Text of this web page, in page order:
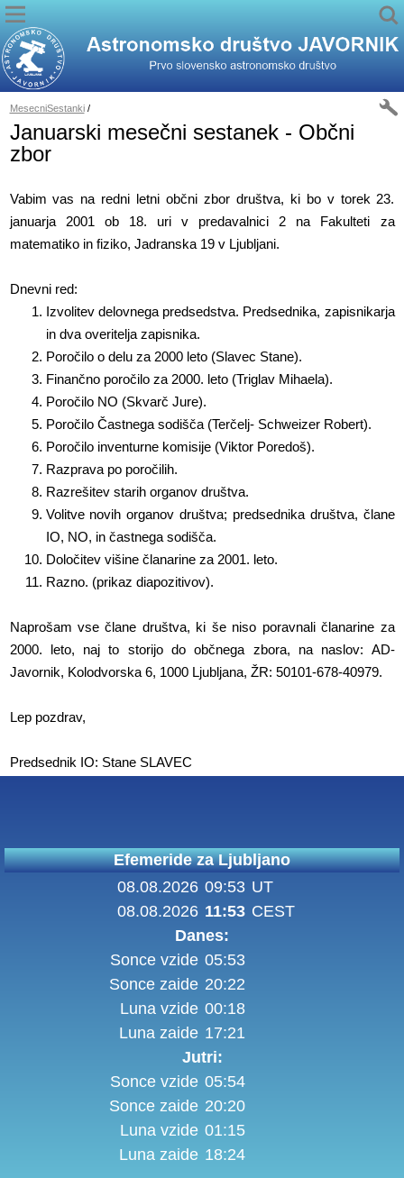
MesecniSestanki/
Januarski mesečni sestanek - Občni
zbor
Vabim vas na redni letni občni zbor društva, ki bo v torek 23.
januarja 2001 ob 18. uri v predavalnici 2 na Fakulteti za
matematiko in fiziko, Jadranska 19 v Ljubljani.
Dnevni red:
Izvolitev delovnega predsedstva. Predsednika, zapisnikarja
in dva overitelja zapisnika.
Poročilo o delu za 2000 leto (Slavec Stane).
Finančno poročilo za 2000. leto (Triglav Mihaela).
Poročilo NO (Skvarč Jure).
Poročilo Častnega sodišča (Terčelj- Schweizer Robert).
Poročilo inventurne komisije (Viktor Poredoš).
Razprava po poročilih.
Razrešitev starih organov društva.
Volitve novih organov društva; predsednika društva, člane
IO, NO, in častnega sodišča.
Določitev višine članarine za 2001. leto.
Razno. (prikaz diapozitivov).
Naprošam vse člane društva, ki še niso poravnali članarine za
2000. leto, naj to storijo do občnega zbora, na naslov: AD-
Javornik, Kolodvorska 6, 1000 Ljubljana, ŽR: 50101-678-40979.
Lep pozdrav,
Predsednik IO: Stane SLAVEC
Efemeride za Ljubljano
08.08.2026 09:53 UT
08.08.2026 11:53 CEST
Danes:
Sonce vzide 05:53
Sonce zaide 20:22
Luna vzide 00:18
Luna zaide 17:21
Jutri:
Sonce vzide 05:54
Sonce zaide 20:20
Luna vzide 01:15
Luna zaide 18:24